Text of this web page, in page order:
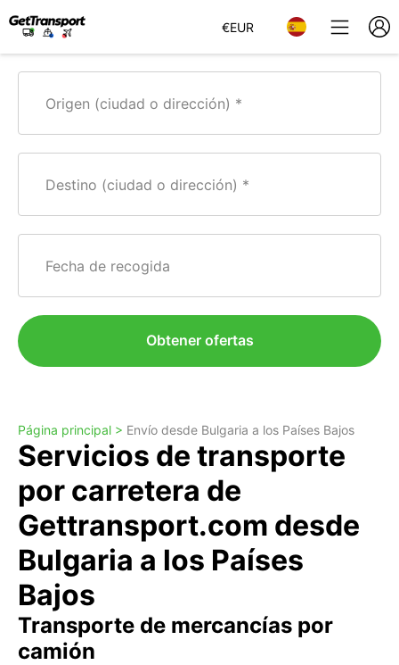
€EUR
Origen (ciudad o dirección)
Destino (ciudad o dirección)
Fecha de recogida
Obtener ofertas
Página principal > Envío desde Bulgaria a los Países Bajos
Servicios de transporte
por carretera de
Gettransport.com desde
Bulgaria a los Países
Bajos
Transporte de mercancías por
camión